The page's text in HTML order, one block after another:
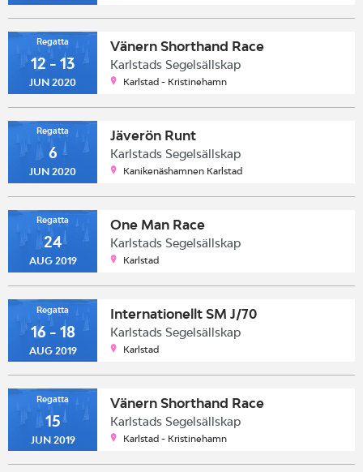
Regatta
12 - 13
JUN 2020
Vänern Shorthand Race
Karlstads Segelsällskap
Karlstad - Kristinehamn
Regatta
6
JUN 2020
Jäverön Runt
Karlstads Segelsällskap
Kanikenäshamnen Karlstad
Regatta
24
AUG 2019
One Man Race
Karlstads Segelsällskap
Karlstad
Regatta
16 - 18
AUG 2019
Internationellt SM J/70
Karlstads Segelsällskap
Karlstad
Regatta
15
JUN 2019
Vänern Shorthand Race
Karlstads Segelsällskap
Karlstad - Kristinehamn